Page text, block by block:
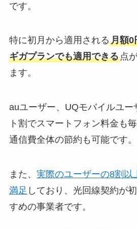
です。
特に初月から適用される月額0
ギガプランでも適用できる点
ます。
auユーザー、UQモバイルユー
ト割でスマートフォン料金も
通信費全体の節約も可能です。
また、 実際のユーザーの8割以
満足 しており、光回線契約が
すめの事業者です。